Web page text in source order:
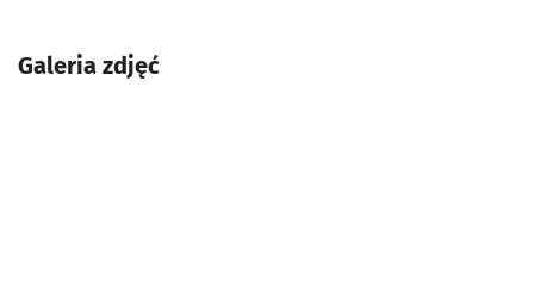
Galeria zdjęć